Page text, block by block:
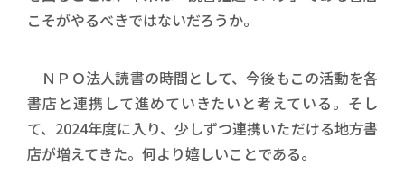
こそがやるべきではないだろうか。
ＮＰＯ法人読書の時間として、今後もこの活動を各
書店と連携して進めていきたいと考えている。そし
て、2024年度に入り、少しずつ連携いただける地方書
店が増えてきた。何より嬉しいことである。